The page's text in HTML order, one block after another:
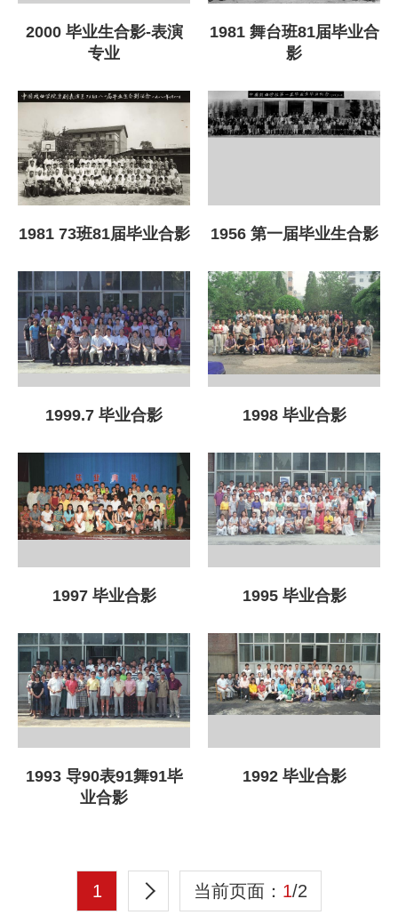
2000 毕业生合影-表演
专业
1981 舞台班81届毕业合
影
1981 73班81届毕业合影 1956 第一届毕业生合影
1999.7 毕业合影 1998 毕业合影
1997 毕业合影 1995 毕业合影
1993 导90表91舞91毕
业合影
1992 毕业合影
1 当前页面： 1/2